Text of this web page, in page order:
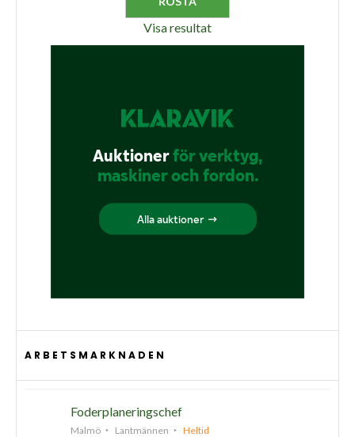
Visa resultat
ARBETSMARKNADEN
Foderplaneringschef
Malmö Lantmännen Heltid